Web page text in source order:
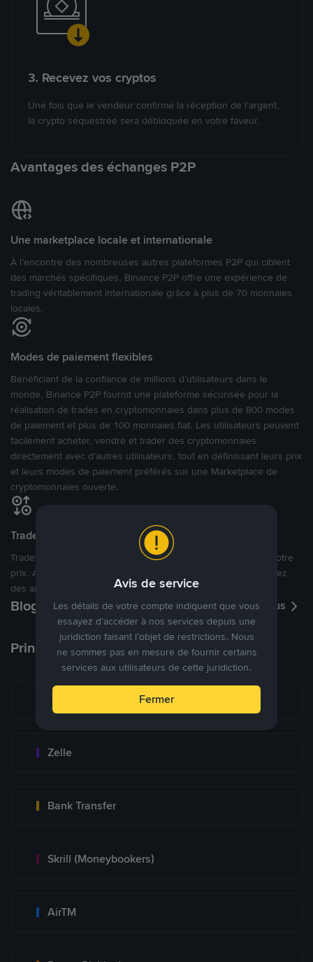
3. Recevez vos cryptos
Une fois que le vendeur confirme la réception de l’argent,
la crypto séquestrée sera débloquée en votre faveur.
Avantages des échanges P2P
Une marketplace locale et internationale
À l’encontre des nombreuses autres plateformes P2P qui ciblent
des marchés spécifiques, Binance P2P offre une expérience de
trading véritablement internationale grâce à plus de 70 monnaies
locales.
Modes de paiement flexibles
Bénéficiant de la confiance de millions d’utilisateurs dans le
monde, Binance P2P fournit une plateforme sécurisée pour la
réalisation de trades en cryptomonnaies dans plus de 800 modes
de paiement et plus de 100 monnaies fiat. Les utilisateurs peuvent
facilement acheter, vendre et trader des cryptomonnaies
directement avec d’autres utilisateurs, tout en définissant leurs prix
et leurs modes de paiement préférés sur une Marketplace de
cryptomonnaies ouverte.
Tradez à des prix avantageux pour vous
Tradez des cryptos en étant libres d’acheter et de vendre à votre
prix. Achetez ou vendez à partir des offres existantes, ou créez
des annonces commerciales pour fixer vos propres prix.
Blog P2P Voir plus
Principaux modes de paiement
Zelle
Bank Transfer
Skrill (Moneybookers)
AirTM
Avis de service
Les détails de votre compte indiquent que vous
essayez d’accéder à nos services depuis une
juridiction faisant l’objet de restrictions. Nous
ne sommes pas en mesure de fournir certains
services aux utilisateurs de cette juridiction.
Fermer